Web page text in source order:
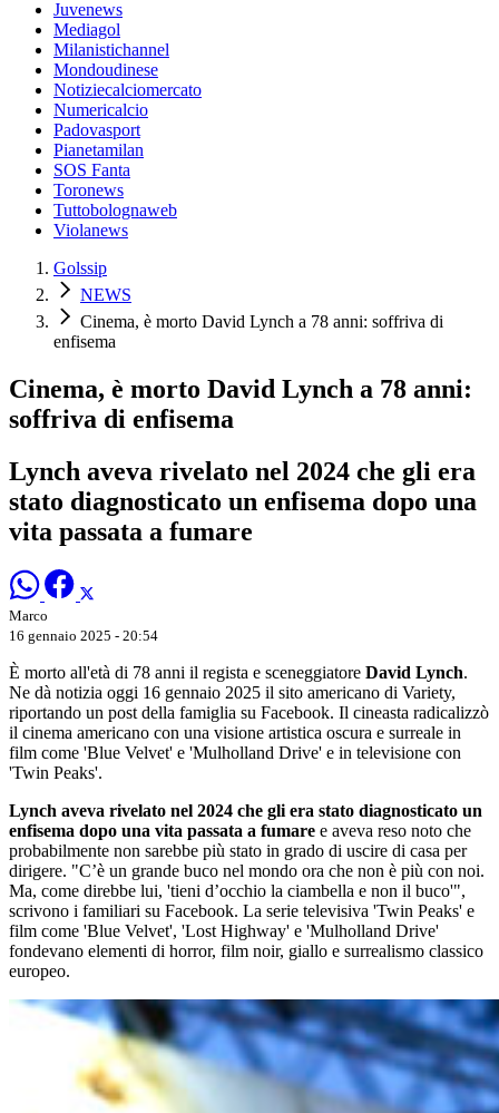
Juvenews
Mediagol
Milanistichannel
Mondoudinese
Notiziecalciomercato
Numericalcio
Padovasport
Pianetamilan
SOS Fanta
Toronews
Tuttobolognaweb
Violanews
Golssip
NEWS
Cinema, è morto David Lynch a 78 anni: soffriva di
enfisema
Cinema, è morto David Lynch a 78 anni:
soffriva di enfisema
Lynch aveva rivelato nel 2024 che gli era
stato diagnosticato un enfisema dopo una
vita passata a fumare
Marco
16 gennaio 2025 - 20:54
È morto all'età di 78 anni il regista e sceneggiatore David Lynch.
Ne dà notizia oggi 16 gennaio 2025 il sito americano di Variety,
riportando un post della famiglia su Facebook. Il cineasta radicalizzò
il cinema americano con una visione artistica oscura e surreale in
film come 'Blue Velvet' e 'Mulholland Drive' e in televisione con
'Twin Peaks'.
Lynch aveva rivelato nel 2024 che gli era stato diagnosticato un
enfisema dopo una vita passata a fumare e aveva reso noto che
probabilmente non sarebbe più stato in grado di uscire di casa per
dirigere. "C’è un grande buco nel mondo ora che non è più con noi.
Ma, come direbbe lui, 'tieni d’occhio la ciambella e non il buco'",
scrivono i familiari su Facebook. La serie televisiva 'Twin Peaks' e
film come 'Blue Velvet', 'Lost Highway' e 'Mulholland Drive'
fondevano elementi di horror, film noir, giallo e surrealismo classico
europeo.